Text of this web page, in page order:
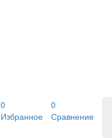
0
Избранное
0
Сравнение